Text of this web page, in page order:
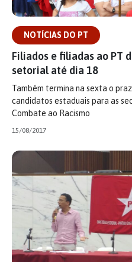
NOTÍCIAS DO PT
Filiados e filiadas ao PT
setorial até dia 18
Também termina na sexta o
candidatos estaduais para as
Combate ao Racismo
15/08/2017